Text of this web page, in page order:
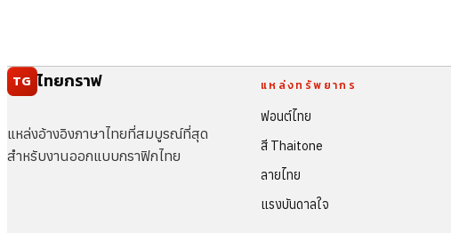
TG ไทยกราฟ
แหล่งอ้างอิงภาษาไทยที่สมบูรณ์ที่สุด
สำหรับงานออกแบบกราฟิกไทย
แหล่งทรัพยากร
ฟอนต์ไทย
สี Thaitone
ลายไทย
แรงบันดาลใจ